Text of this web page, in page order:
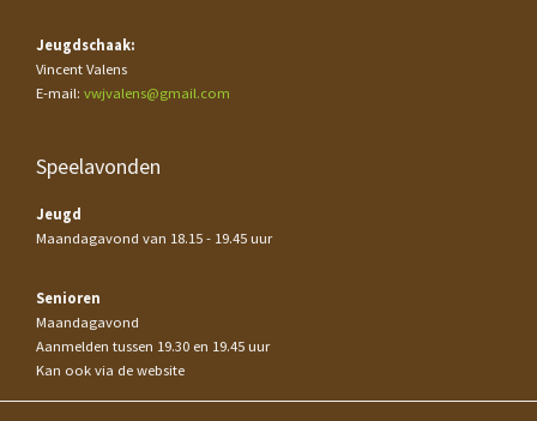
Jeugdschaak:
Vincent Valens
E-mail: vwjvalens@gmail.com
Speelavonden
Jeugd
Maandagavond van 18.15 - 19.45 uur
Senioren
Maandagavond
Aanmelden tussen 19.30 en 19.45 uur
Kan ook via de website